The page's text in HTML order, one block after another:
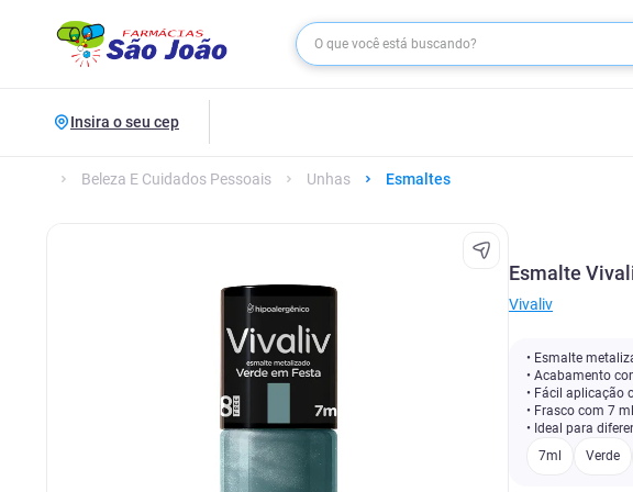
Insira o seu cep
Beleza E Cuidados Pessoais Unhas Esmaltes
Esmalte
Vivaliv
• Esmalte
• Acabamento
• Fácil aplicação
• Frasco com 7
• Ideal para
7ml
Verde